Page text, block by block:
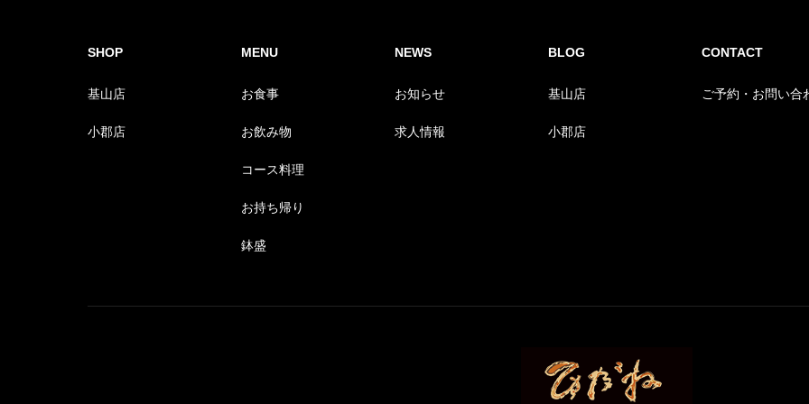
SHOP
基山店
小郡店
MENU
お食事
お飲み物
コース料理
お持ち帰り
鉢盛
NEWS
お知らせ
求人情報
BLOG
基山店
小郡店
CONTACT
ご予約・お問い合